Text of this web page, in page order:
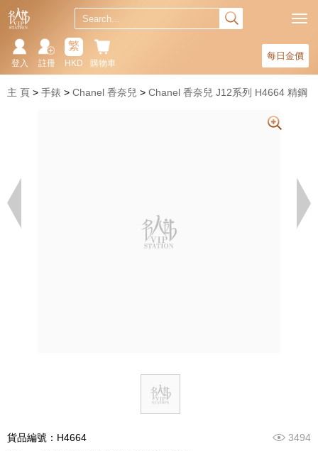
每日金價
購物車
繁
HKD
註冊
登入
主 頁 手錶 Chanel 香奈兒 Chanel 香奈兒 J12系列 H4664 精鋼
貨品編號：H4664 3494